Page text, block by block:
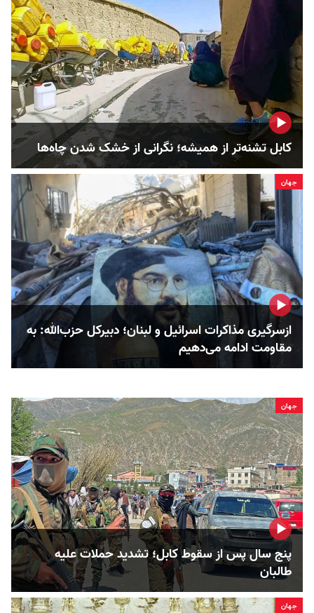
کابل تشنه‌تر از همیشه؛ نگرانی از خشک‌ شدن چاه‌ها
جهان
ازسرگیری مذاکرات اسرائیل و لبنان؛ دبیرکل حزب‌الله: به
مقاومت ادامه می‌دهیم
جهان
پنج سال پس از سقوط کابل؛ تشدید حملات علیه
طالبان
جهان